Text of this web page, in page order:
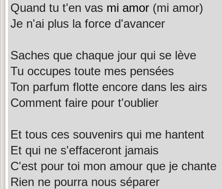
Quand tu t'en vas mi amor (mi amor)
Je n'ai plus la force d'avancer
Saches que chaque jour qui se lève
Tu occupes toute mes pensées
Ton parfum flotte encore dans les airs
Comment faire pour t'oublier
Et tous ces souvenirs qui me hantent
Et qui ne s'effaceront jamais
C'est pour toi mon amour que je chante
Rien ne pourra nous séparer